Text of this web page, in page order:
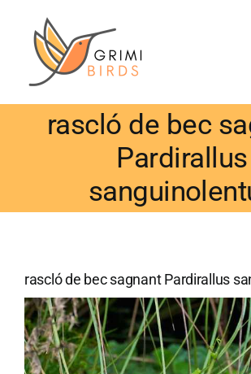
contenido
rascló de bec
Pardirallus
rascló de bec sagnant Pardirallus